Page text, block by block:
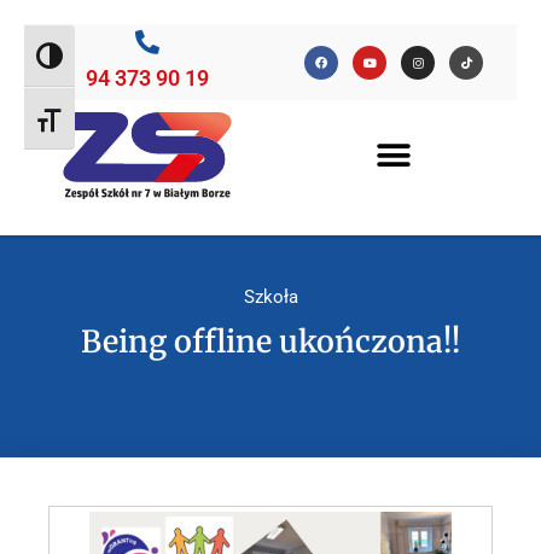
Toggle High Contrast
Toggle Font size
94 373 90 19
Szkoła
Being offline ukończona!!